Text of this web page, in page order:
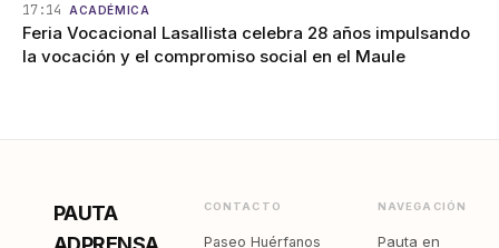
17:14 ACADÉMICA
Feria Vocacional Lasallista celebra 28 años impulsando
la vocación y el compromiso social en el Maule
PAUTA
CONTACTO
Paseo Huérfanos
NAVEGACIÓN
Pauta en